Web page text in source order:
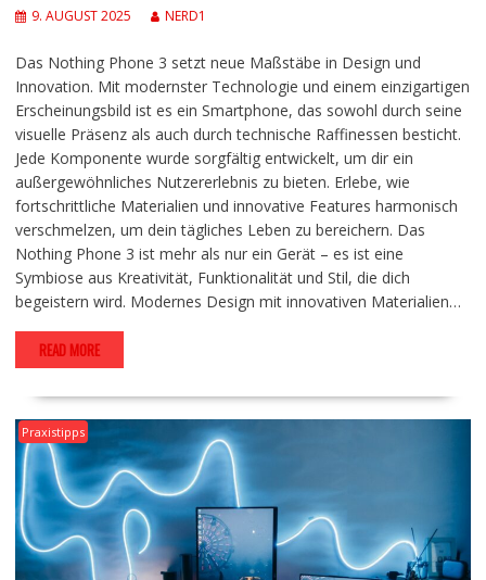
9. AUGUST 2025 NERD1
Das Nothing Phone 3 setzt neue Maßstäbe in Design und
Innovation. Mit modernster Technologie und einem einzigartigen
Erscheinungsbild ist es ein Smartphone, das sowohl durch seine
visuelle Präsenz als auch durch technische Raffinessen besticht.
Jede Komponente wurde sorgfältig entwickelt, um dir ein
außergewöhnliches Nutzererlebnis zu bieten. Erlebe, wie
fortschrittliche Materialien und innovative Features harmonisch
verschmelzen, um dein tägliches Leben zu bereichern. Das
Nothing Phone 3 ist mehr als nur ein Gerät – es ist eine
Symbiose aus Kreativität, Funktionalität und Stil, die dich
begeistern wird. Modernes Design mit innovativen Materialien…
READ MORE
Praxistipps